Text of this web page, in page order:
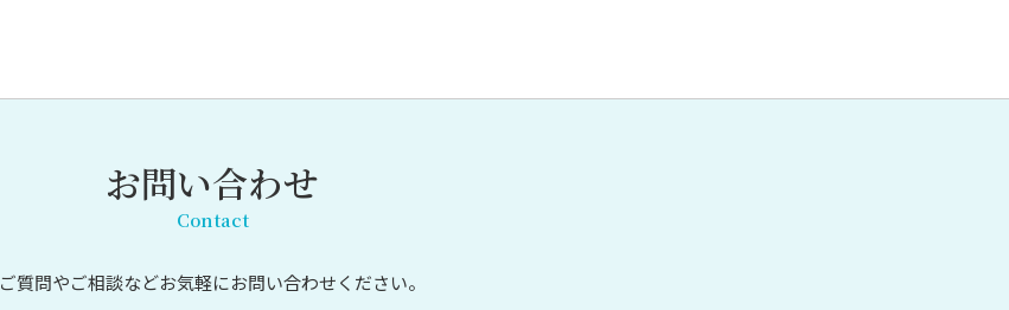
お問い合わせ
Contact
ご質問やご相談などお気軽にお問い合わせください。